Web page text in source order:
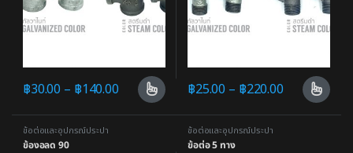
฿30.00 – ฿140.00 ฿25.00 – ฿220.00
ข้อต่อและอุปกรณ์ประปา
ข้องอลด 90
ข้อต่อและอุปกรณ์ประปา
ข้อต่อ 5 ทาง